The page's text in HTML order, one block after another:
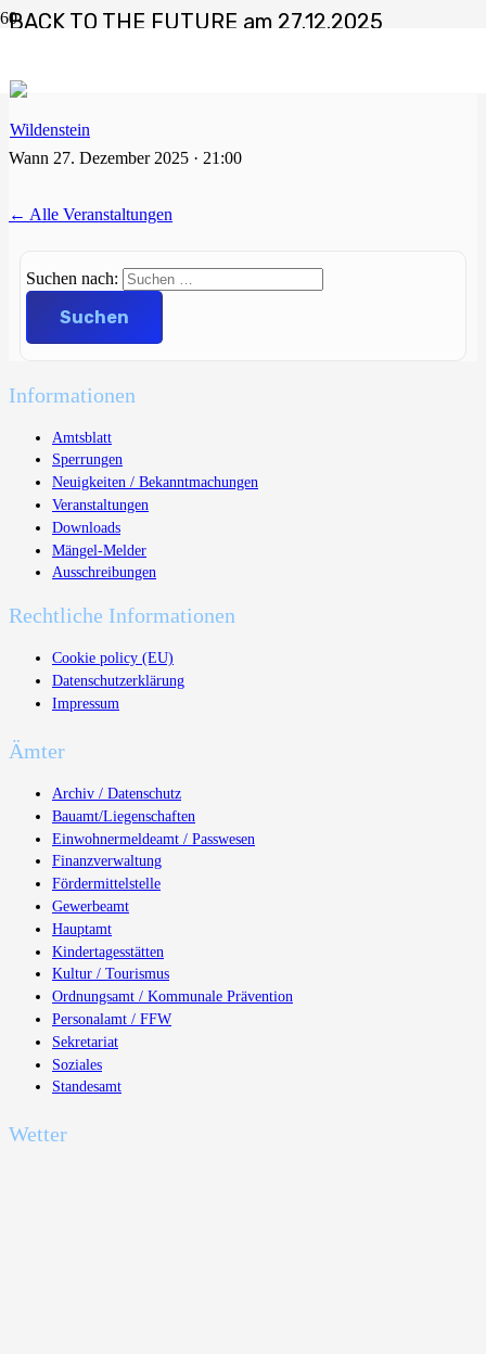
BACK TO THE FUTURE am 27.12.2025
BACK TO THE FUTURE am 27.12.2025
Wann 27. Dezember 2025 · 21:00
← Alle Veranstaltungen
Suchen nach:
Informationen
Amtsblatt
Sperrungen
Neuigkeiten / Bekanntmachungen
Veranstaltungen
Downloads
Mängel-Melder
Ausschreibungen
Rechtliche Informationen
Cookie policy (EU)
Datenschutzerklärung
Impressum
Ämter
Archiv / Datenschutz
Bauamt/Liegenschaften
Einwohnermeldeamt / Passwesen
Finanzverwaltung
Fördermittelstelle
Gewerbeamt
Hauptamt
Kindertagesstätten
Kultur / Tourismus
Ordnungsamt / Kommunale Prävention
Personalamt / FFW
Sekretariat
Soziales
Standesamt
Wetter